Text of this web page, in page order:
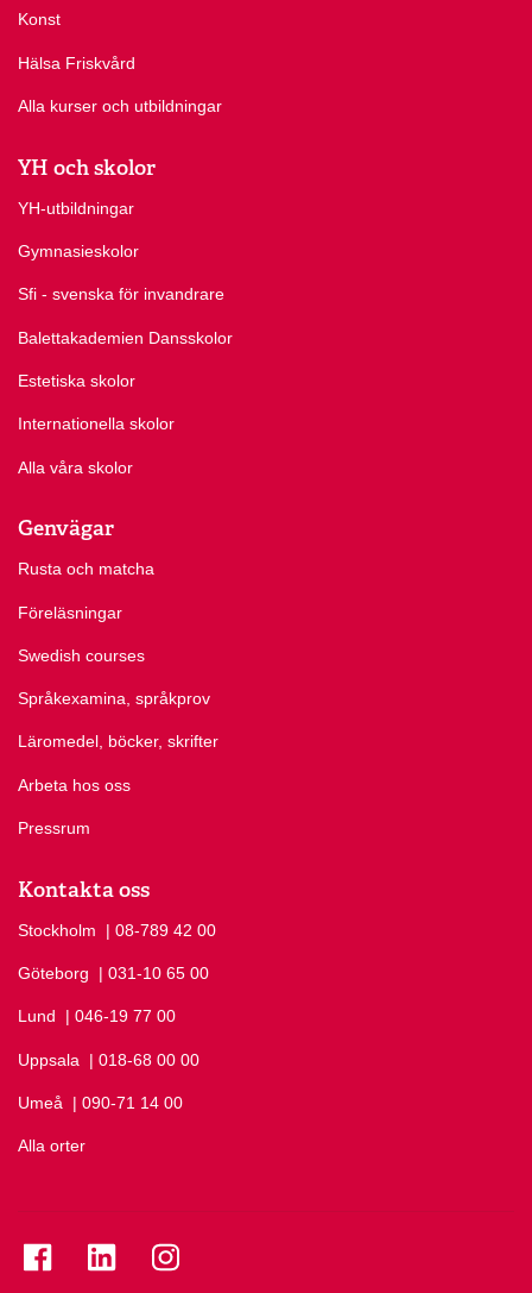
Konst
Hälsa Friskvård
Alla kurser och utbildningar
YH och skolor
YH-utbildningar
Gymnasieskolor
Sfi - svenska för invandrare
Balettakademien Dansskolor
Estetiska skolor
Internationella skolor
Alla våra skolor
Genvägar
Rusta och matcha
Föreläsningar
Swedish courses
Språkexamina, språkprov
Läromedel, böcker, skrifter
Arbeta hos oss
Pressrum
Kontakta oss
Stockholm Ring Stockholm på
| 08-789 42 00
Göteborg Ring Göteborg på
| 031-10 65 00
Lund Ring Lund på
| 046-19 77 00
Uppsala Ring Uppsala på
| 018-68 00 00
Umeå Ring Umeå på
| 090-71 14 00
Alla orter
Se folkuniversitetet på Facebook
Se folkuniversitetet på LinkedIn